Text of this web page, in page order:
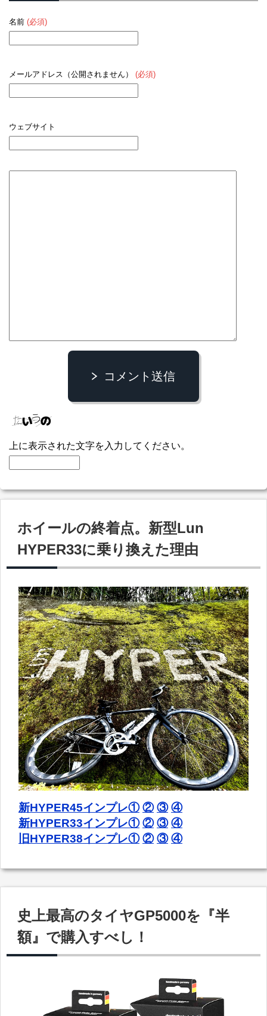
名前 (必須)
メールアドレス（公開されません） (必須)
ウェブサイト
コメント送信
上に表示された文字を入力してください。
ホイールの終着点。新型Lun
HYPER33に乗り換えた理由
新HYPER45インプレ① ② ③ ④
新HYPER33インプレ① ② ③ ④
旧HYPER38インプレ① ② ③ ④
史上最高のタイヤGP5000を『半
額』で購入すべし！